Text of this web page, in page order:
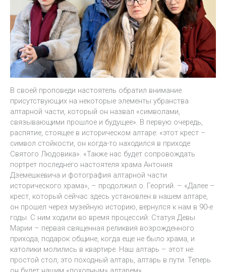
В своей проповеди настоятель обратил внимание
присутствующих на некоторые элементы убранства
алтарной части, который он назвал «символами,
связывающими прошлое и будущее». В первую очередь,
распятие, стоящее в историческом алтаре: «этот крест –
символ стойкости, он когда-то находился в приходе
Святого Людовика». «Также нас будет сопровождать
портрет последнего настоятеля храма Антония
Дземешкевича и фотография алтарной части
исторического храма», – продолжил о. Георгий. – «Далее –
крест, который сейчас здесь установлен в нашем алтаре,
он прошел через музейную историю, вернулся к нам в 90-е
годы. С ним ходили во время процессий. Статуя Девы
Марии – первая священная реликвия возрожденного
прихода, подарок общине, когда еще не было храма, и
католики молились в квартире. Наш алтарь – этот не
простой стол, это походный алтарь, алтарь в пути. Теперь